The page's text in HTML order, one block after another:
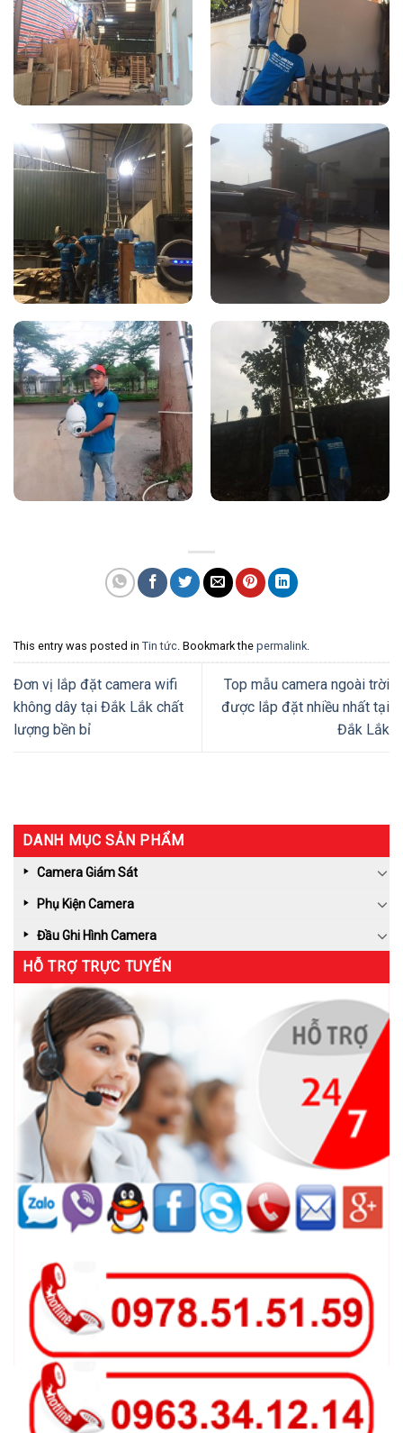
This entry was posted in Tin tức . Bookmark the permalink
Đơn vị lắp đặt camera wifi
không dây tại Đắk Lắk chất
lượng bền bỉ
Top mẫu camera ngoài trời
được lắp đặt nhiều nhất tại
Đắk Lắk
DANH MỤC SẢN PHẨM
Camera Giám Sát
Phụ Kiện Camera
Đầu Ghi Hình Camera
HỖ TRỢ TRỰC TUYẾN